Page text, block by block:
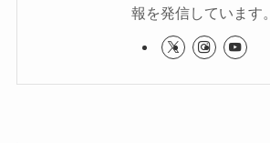
報を発信しています。